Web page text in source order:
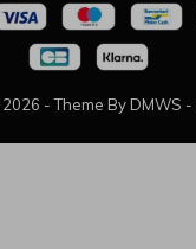
2026 - Theme By DMWS -